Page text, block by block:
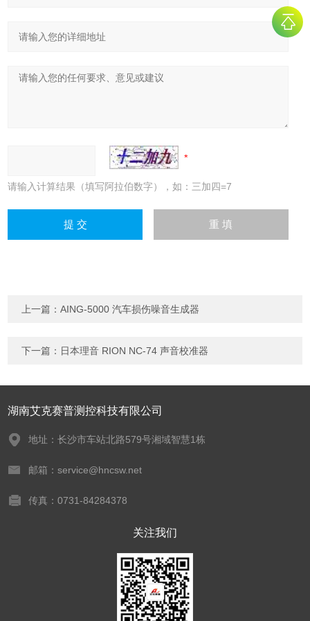
请输入计算结果（填写阿拉伯数字），如：三加四=7
上一篇：AING-5000 汽车损伤噪音生成器
下一篇： 日本理音 RION NC-74 声音校准器
湖南艾克赛普测控科技有限公司
地址：长沙市车站北路579号湘域智慧1栋
邮箱：service@hncsw.net
传真：0731-84284378
关注我们